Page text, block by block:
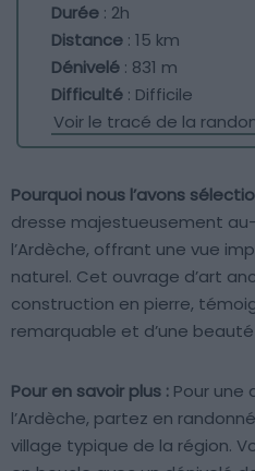
Durée : 2h
Distance : 15 km
Dénivelé : 831 m
Difficulté : Difficile
Voir le tracé de la
Pourquoi nous l’avons
dresse majestueusement
l’Ardèche, offrant une vue
naturel. Cet ouvrage d’art
construction en pierre,
remarquable et d’une
Pour en savoir plus : Pour une
l’Ardèche, partez en
village typique de la région.